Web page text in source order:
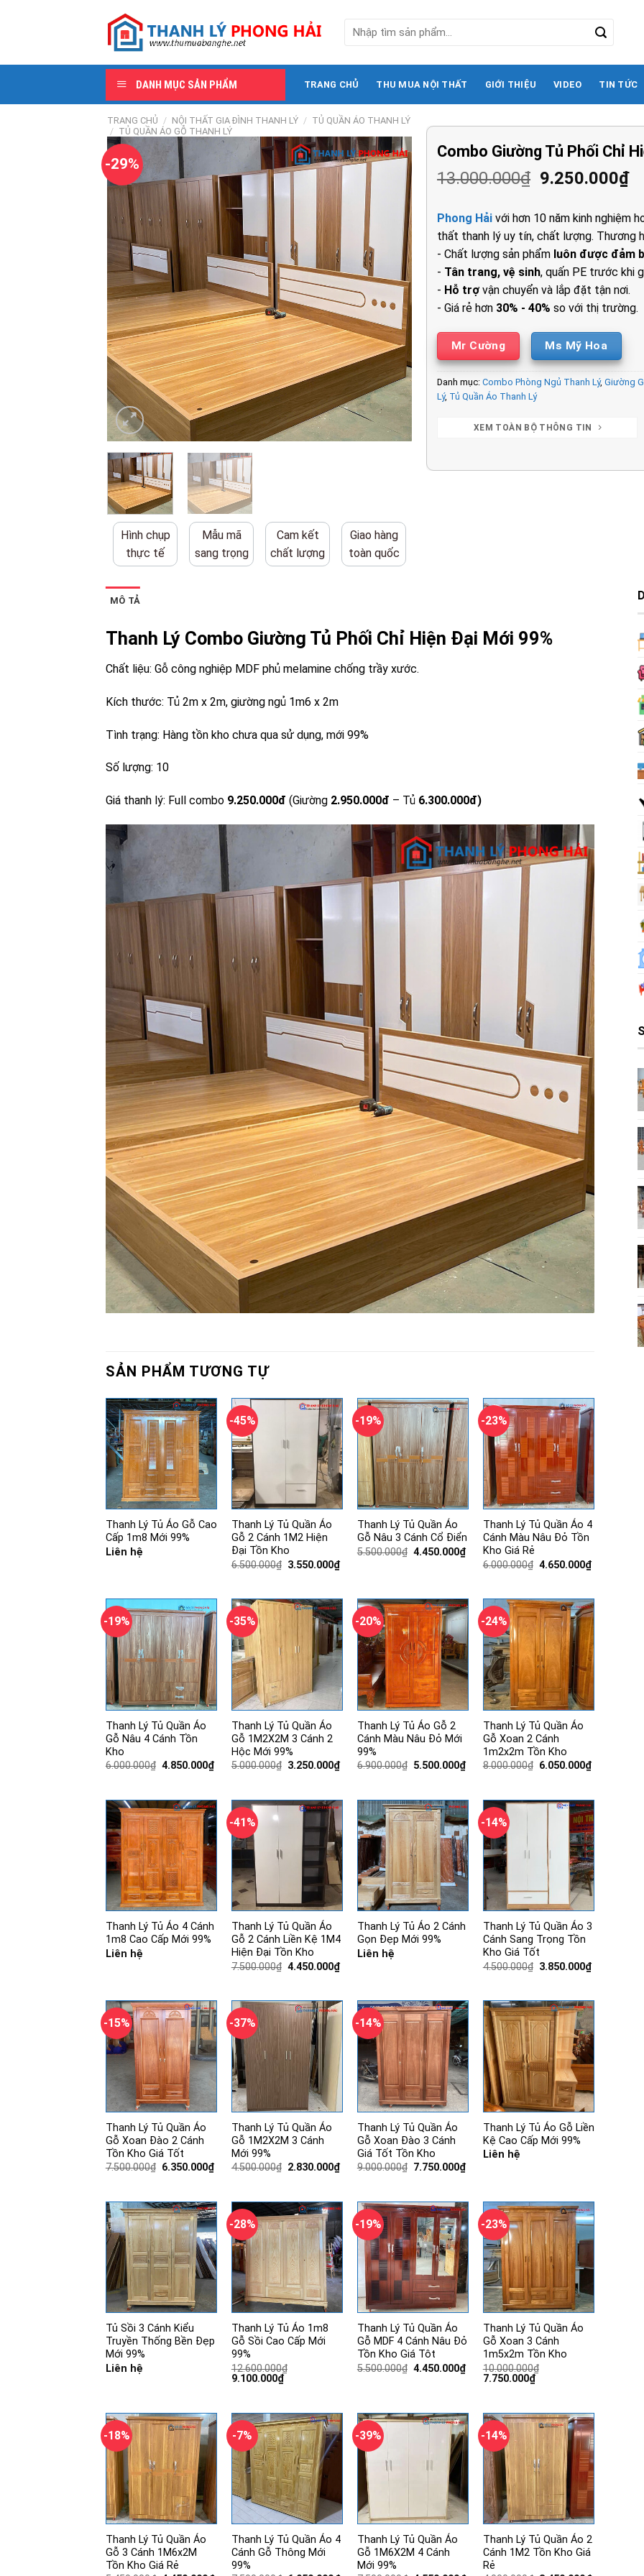
kiếm:
DANH MỤC SẢN PHẨM TRANG CHỦ THU MUA NỘI THẤT GIỚI THIỆU VIDEO TIN TỨC
TRANG CHỦ / NỘI THẤT GIA ĐÌNH THANH LÝ / TỦ QUẦN ÁO THANH LÝ
/ TỦ QUẦN ÁO GỖ THANH LÝ
-29%
Hình chụp
thực tế
Mẫu mã
sang trọng
Cam kết
chất lượng
Giao hàng
toàn quốc
Combo Giường Tủ Phối Chỉ
13.000.000₫ Giá
là:
13.000.000₫.
9.250.000₫Giá
Phong Hải với hơn 10 năm kinh nghiệm
thất thanh lý uy tín, chất lượng. Thương
- Chất lượng sản phẩm luôn được đảm
- Tân trang, vệ sinh, quấn PE trước khi
- Hỗ trợ vận chuyển và lắp đặt tận nơi.
- Giá rẻ hơn 30% - 40% so với thị trường.
Mr Cường Ms Mỹ Hoa
Danh mục:Combo Phòng Ngủ Thanh Lý,Giường
Lý, Tủ Quần Áo Thanh Lý
XEM TOÀN BỘ THÔNG TIN
MÔ TẢ
Thanh Lý Combo Giường Tủ Phối Chỉ Hiện Đại Mới 99%
Chất liệu: Gỗ công nghiệp MDF phủ melamine chống trầy xước.
Kích thước: Tủ 2m x 2m, giường ngủ 1m6 x 2m
Tình trạng: Hàng tồn kho chưa qua sử dụng, mới 99%
Số lượng: 10
Giá thanh lý: Full combo 9.250.000đ (Giường 2.950.000đ – Tủ 6.300.000đ)
SẢN PHẨM TƯƠNG TỰ
Thanh Lý Tủ Áo Gỗ Cao
Cấp 1m8 Mới 99%
Liên hệ
-45%
Thanh Lý Tủ Quần Áo
Gỗ 2 Cánh 1M2 Hiện
Đại Tồn Kho
6.500.000₫ Giá
3.550.000₫Giá
3.550.000₫.
-19%
Thanh Lý Tủ Quần Áo
Gỗ Nâu 3 Cánh Cổ Điển
5.500.000₫ Giá
4.450.000₫Giá
hiện
-23%
Thanh Lý Tủ Quần Áo 4
Cánh Màu Nâu Đỏ Tồn
Kho Giá Rẻ
6.000.000₫ Giá
4.650.000₫Giá
4.650.000₫.
-19%
Thanh Lý Tủ Quần Áo
Gỗ Nâu 4 Cánh Tồn
Kho
6.000.000₫ Giá
4.850.000₫Giá
4.850.000₫.
-35%
Thanh Lý Tủ Quần Áo
Gỗ 1M2X2M 3 Cánh 2
Hộc Mới 99%
5.000.000₫ Giá
3.250.000₫Giá
3.250.000₫.
-20%
Thanh Lý Tủ Áo Gỗ 2
Cánh Màu Nâu Đỏ Mới
99%
6.900.000₫ Giá
5.500.000₫Giá
5.500.000₫.
-24%
Thanh Lý Tủ Quần Áo
Gỗ Xoan 2 Cánh
1m2x2m Tồn Kho
8.000.000₫ Giá
6.050.000₫Giá
6.050.000₫.
Thanh Lý Tủ Áo 4 Cánh
1m8 Cao Cấp Mới 99%
Liên hệ
-41%
Thanh Lý Tủ Quần Áo
Gỗ 2 Cánh Liền Kệ 1M4
Hiện Đại Tồn Kho
7.500.000₫ Giá
4.450.000₫Giá
4.450.000₫.
Thanh Lý Tủ Áo 2 Cánh
Gọn Đẹp Mới 99%
Liên hệ
-14%
Thanh Lý Tủ Quần Áo 3
Cánh Sang Trọng Tồn
Kho Giá Tốt
4.500.000₫ Giá
3.850.000₫Giá
3.850.000₫.
-15%
Thanh Lý Tủ Quần Áo
Gỗ Xoan Đào 2 Cánh
Tồn Kho Giá Tốt
7.500.000₫ Giá
6.350.000₫Giá
6.350.000₫.
-37%
Thanh Lý Tủ Quần Áo
Gỗ 1M2X2M 3 Cánh
Mới 99%
4.500.000₫ Giá
2.830.000₫Giá
2.830.000₫.
-14%
Thanh Lý Tủ Quần Áo
Gỗ Xoan Đào 3 Cánh
Giá Tốt Tồn Kho
9.000.000₫ Giá
7.750.000₫Giá
7.750.000₫.
Thanh Lý Tủ Áo Gỗ Liền
Kệ Cao Cấp Mới 99%
Liên hệ
Tủ Sồi 3 Cánh Kiểu
Truyền Thống Bền Đẹp
Mới 99%
Liên hệ
-28%
Thanh Lý Tủ Áo 1m8
Gỗ Sồi Cao Cấp Mới
99%
12.600.000₫
Giá
9.100.000₫Giá
hiện
9.100.000₫.
-19%
Thanh Lý Tủ Quần Áo
Gỗ MDF 4 Cánh Nâu Đỏ
Tồn Kho Giá Tôt
5.500.000₫ Giá
4.450.000₫Giá
hiện
-23%
Thanh Lý Tủ Quần Áo
Gỗ Xoan 3 Cánh
1m5x2m Tồn Kho
10.000.000₫
Giá
7.750.000₫Giá
hiện
7.750.000₫.
-18%
Thanh Lý Tủ Quần Áo
Gỗ 3 Cánh 1M6x2M
Tồn Kho Giá Rẻ
-7%
Thanh Lý Tủ Quần Áo 4
Cánh Gỗ Thông Mới
99%
-39%
Thanh Lý Tủ Quần Áo
Gỗ 1M6X2M 4 Cánh
Mới 99%
-14%
Thanh Lý Tủ Quần Áo 2
Cánh 1M2 Tồn Kho Giá
Rẻ